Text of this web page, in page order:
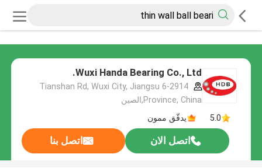
Wuxi Handa Bearing Co., Ltd.
6-2914 Tianshan Rd, Wuxi City, Jiangsu
Province, China,الصين
5.0
يدقّق ممون
اتصل الان اتصل بنا